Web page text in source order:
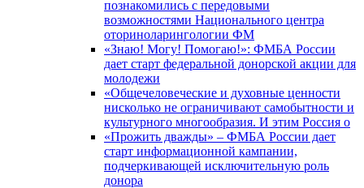
познакомились с передовыми
возможностями Национального центра
оториноларингологии ФМ
«Знаю! Могу! Помогаю!»: ФМБА России
дает старт федеральной донорской акции для
молодежи
«Общечеловеческие и духовные ценности
нисколько не ограничивают самобытности и
культурного многообразия. И этим Россия о
«Прожить дважды» – ФМБА России дает
старт информационной кампании,
подчеркивающей исключительную роль
донора